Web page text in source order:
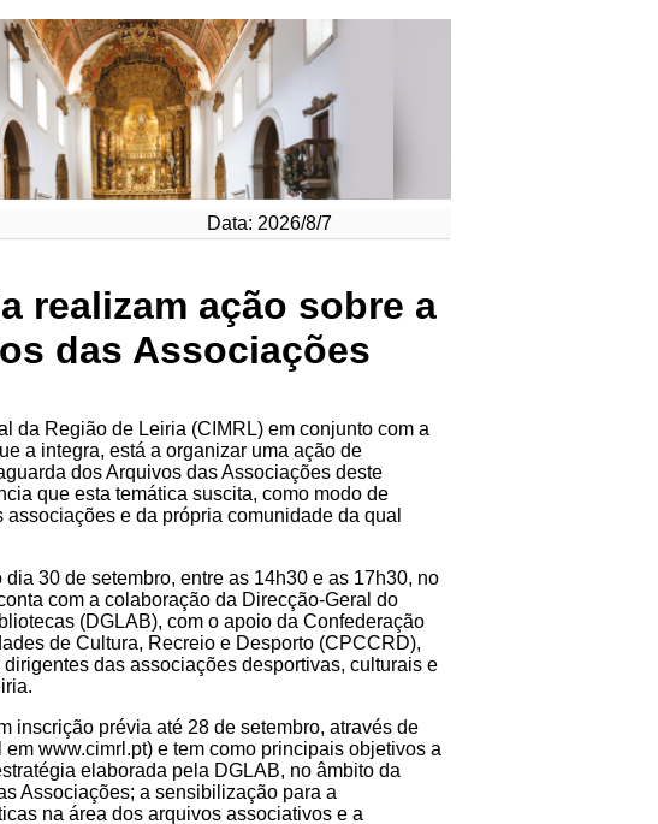
Data: 2026/8/7
realizam ação sobre a
das Associações
da Região de Leiria (CIMRL) em conjunto com a
a integra, está a organizar uma ação de
dos Arquivos das Associações deste
que esta temática suscita, como modo de
e da própria comunidade da qual
30 de setembro, entre as 14h30 e as 17h30, no
com a colaboração da Direcção-Geral do
(DGLAB), com o apoio da Confederação
de Cultura, Recreio e Desporto (CPCCRD),
das associações desportivas, culturais e
inscrição prévia até 28 de setembro, através de
www.cimrl.pt) e tem como principais objetivos a
elaborada pela DGLAB, no âmbito da
Associações; a sensibilização para a
na área dos arquivos associativos e a